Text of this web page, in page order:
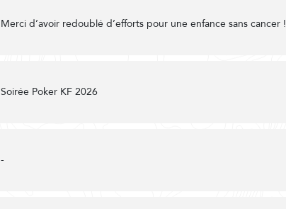
Merci d’avoir redoublé d’efforts pour une enfance sans cancer !
Soirée Poker KF 2026
-